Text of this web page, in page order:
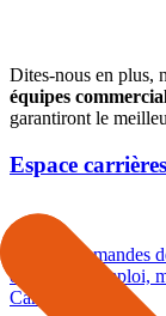
Dites-nous en plus,
équipes
garantiront le
Espace carrières
Pour les demandes
ou offres d'emploi,
Carrières.